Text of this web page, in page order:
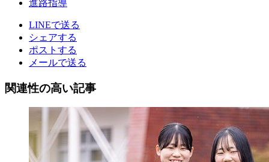
進路指導
LINEで送る
シェアする
ポストする
メールで送る
関連性の高い記事